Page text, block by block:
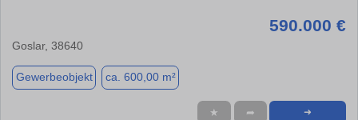
590.000 €
Goslar, 38640
Gewerbeobjekt ca. 600,00 m²
★ ➦ ➜